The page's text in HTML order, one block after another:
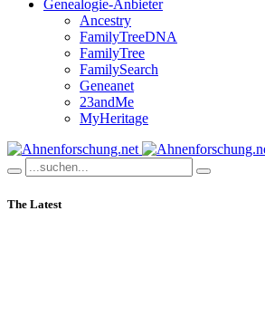
Genealogie-Anbieter
Ancestry
FamilyTreeDNA
FamilyTree
FamilySearch
Geneanet
23andMe
MyHeritage
The Latest